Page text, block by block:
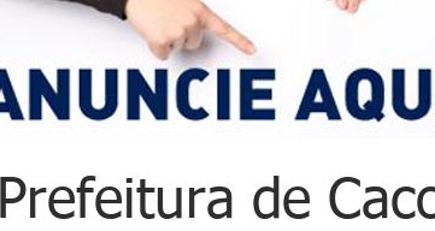
Prefeitura de